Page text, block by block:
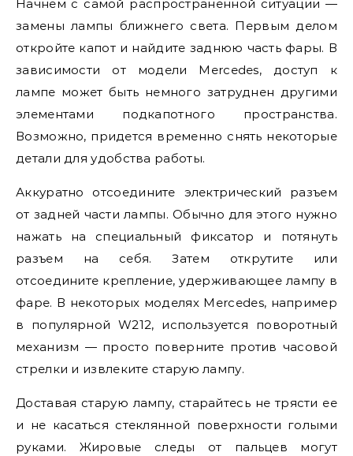
Начнем с самой распространенной ситуации —
замены лампы ближнего света. Первым делом
откройте капот и найдите заднюю часть фары. В
зависимости от модели Mercedes, доступ к
лампе может быть немного затруднен другими
элементами подкапотного пространства.
Возможно, придется временно снять некоторые
детали для удобства работы.
Аккуратно отсоедините электрический разъем
от задней части лампы. Обычно для этого нужно
нажать на специальный фиксатор и потянуть
разъем на себя. Затем открутите или
отсоедините крепление, удерживающее лампу в
фаре. В некоторых моделях Mercedes, например
в популярной W212, используется поворотный
механизм — просто поверните против часовой
стрелки и извлеките старую лампу.
Доставая старую лампу, старайтесь не трясти ее
и не касаться стеклянной поверхности голыми
руками. Жировые следы от пальцев могут